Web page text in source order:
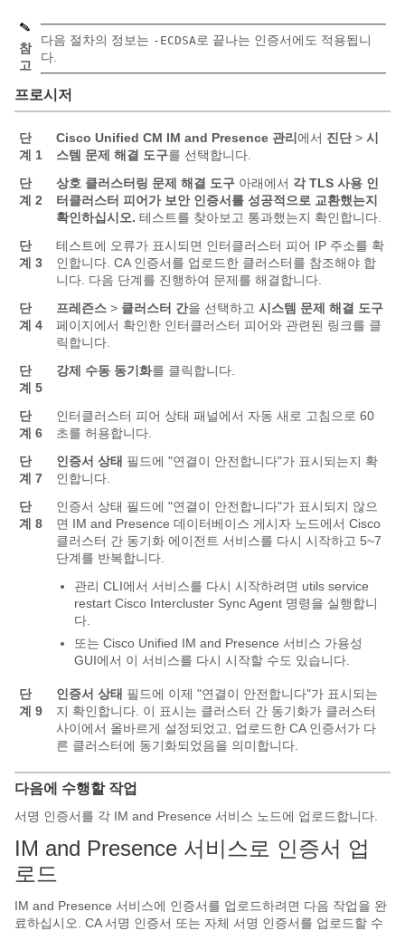
참
고
다음 절차의 정보는 -ECDSA로 끝나는 인증서에도 적용됩니
다.
프로시저
단
계 1
Cisco Unified CM IM and Presence 관리 에서 진단> 시
스템 문제 해결 도구를 선택합니다.
단
계 2
상호 클러스터링 문제 해결 도구 아래에서 각 TLS 사용 인
터클러스터 피어가 보안 인증서를 성공적으로 교환했는지
확인하십시오. 테스트를 찾아보고 통과했는지 확인합니다.
단
계 3
테스트에 오류가 표시되면 인터클러스터 피어 IP 주소를 확
인합니다. CA 인증서를 업로드한 클러스터를 참조해야 합
니다. 다음 단계를 진행하여 문제를 해결합니다.
단
계 4
프레즌스 > 클러스터 간을 선택하고 시스템 문제 해결 도구
페이지에서 확인한 인터클러스터 피어와 관련된 링크를 클
릭합니다.
단
계 5
강제 수동 동기화를 클릭합니다.
단
계 6
인터클러스터 피어 상태 패널에서 자동 새로 고침으로 60
초를 허용합니다.
단
계 7
인증서 상태 필드에 "연결이 안전합니다"가 표시되는지 확
인합니다.
단
계 8
인증서 상태 필드에 "연결이 안전합니다"가 표시되지 않으
면 IM and Presence 데이터베이스 게시자 노드에서 Cisco
클러스터 간 동기화 에이전트 서비스를 다시 시작하고 5~7
단계를 반복합니다.
관리 CLI에서 서비스를 다시 시작하려면 utils service
restart Cisco Intercluster Sync Agent 명령을 실행합니
다.
또는 Cisco Unified IM and Presence 서비스 가용성
GUI에서 이 서비스를 다시 시작할 수도 있습니다.
단
계 9
인증서 상태 필드에 이제 "연결이 안전합니다"가 표시되는
지 확인합니다. 이 표시는 클러스터 간 동기화가 클러스터
사이에서 올바르게 설정되었고, 업로드한 CA 인증서가 다
른 클러스터에 동기화되었음을 의미합니다.
다음에 수행할 작업
서명 인증서를 각 IM and Presence 서비스 노드에 업로드합니다.
IM and Presence 서비스로 인증서 업
로드
IM and Presence 서비스에 인증서를 업로드하려면 다음 작업을 완
료하십시오. CA 서명 인증서 또는 자체 서명 인증서를 업로드할 수